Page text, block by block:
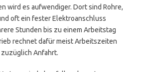
wird es aufwendiger. Dort sind Rohre,
oft ein fester Elektroanschluss
Stunden bis zu einem Arbeitstag
rechnet dafür meist Arbeitszeiten
Anfahrt.